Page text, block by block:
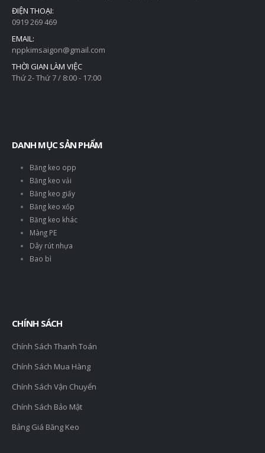
ĐIỆN THOẠI:
0919 269 469
EMAIL:
nppkimsaigon@gmail.com
THỜI GIAN LÀM VIỆC
Thứ 2- Thứ 7 / 8:00 - 17:00
DANH MỤC SẢN PHẨM
Băng keo opp
Băng keo vải
Băng keo giấy
Băng keo xốp
Băng keo khác
Màng PE
Dây rút nhựa
Bao bì
CHÍNH SÁCH
Chính Sách Thanh Toán
Chính Sách Mua Hàng
Chính Sách Vận Chuyển
Chính Sách Bảo Mật
Bảng Giá Băng Keo